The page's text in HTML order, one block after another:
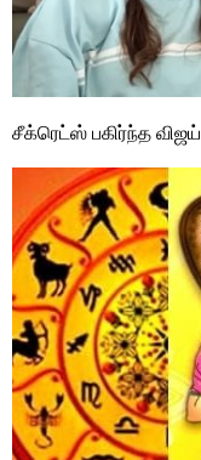
சீக்ரெட்ஸ் பகிர்ந்த விஜய்